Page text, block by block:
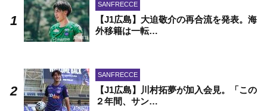
SANFRECCE
【J1広島】大迫敬介の再合流を発表。海
外移籍は一転…
SANFRECCE
【J1広島】川村拓夢が加入会見。「この
２年間、サン…